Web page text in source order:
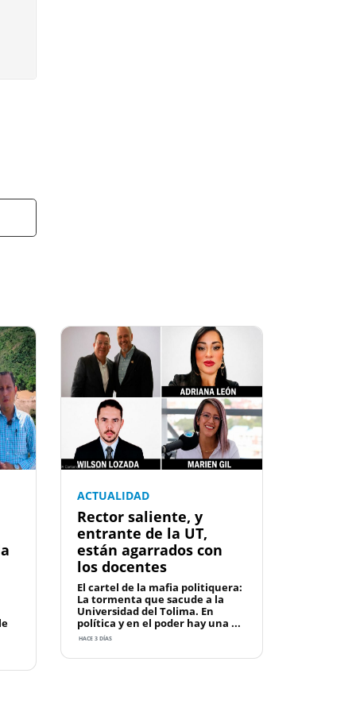
ACTUALIDAD
Rector saliente, y
entrante de la UT,
están agarrados con
los docentes
El cartel de la mafia politiquera:
La tormenta que sacude a la
Universidad del Tolima. En
política y en el poder hay una ...
HACE 3 DÍAS